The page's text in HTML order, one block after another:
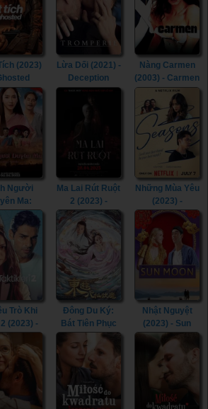
(2023)
(2023)
Lừa Dối (2021) -
Deception
Nàng Carmen
(2003) - Carmen
(2003)
Người
Ma:
Truyện
- Tid Noi:
True
(2023)
Ma Lai Rút Ruột
2 (2023) -
Inhuman Kiss 2
(2023)
Những Mùa Yêu
(2023) -
Seasons (2023)
Trò Khi
(2023) -
Tactics 2
(2023)
Đông Du Ký:
Bát Tiên Phục
Ma (2023) -
Journey To The
East: The Eight
Immortals
(2023)
Nhật Nguyệt
(2023) - Sun
Moon (2023)